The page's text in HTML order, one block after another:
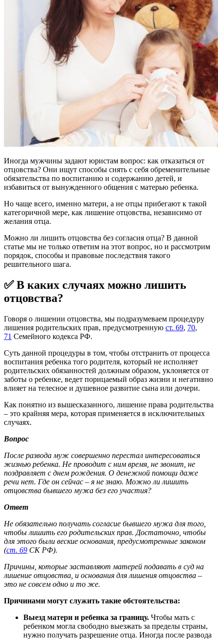
Иногда мужчины задают юристам вопрос: как отказаться от
отцовства? Они ищут способы снять с себя обременительные
обязательства по воспитанию и содержанию детей, и
избавиться от вынужденного общения с матерью ребенка.
Но чаще всего, именно матери, а не отцы прибегают к такой
категоричной мере, как лишение отцовства, независимо от
желания отца.
Можно ли лишить отцовства без согласия отца? В данной
статье мы не только ответим на этот вопрос, но и рассмотрим
порядок, способы и правовые последствия такого
решительного шага.
✅ В каких случаях можно лишить
отцовства?
Говоря о лишении отцовства, мы подразумеваем процедуру
лишения родительских прав, предусмотренную ст. 69, 70,
71 Семейного кодекса РФ.
Суть данной процедуры в том, чтобы отстранить от процесса
воспитания ребенка того родителя, который не исполняет
родительских обязанностей должным образом, уклоняется от
заботы о ребенке, ведет порицаемый образ жизни и негативно
влияет на телесное и душевное развитие сына или дочери.
Как понятно из вышесказанного, лишение права родительства
– это крайняя мера, которая применяется в исключительных
случаях.
Вопрос
После развода муж совершенно перестал интересоваться
жизнью ребенка. Не проводит с ним время, не звонит, не
поздравляет с днем рождения. О денежной помощи даже
речи нет. Где он сейчас – я не знаю. Можно ли лишить
отцовства бывшего мужа без его участия?
Ответ
Не обязательно получать согласие бывшего мужа для того,
чтобы лишить его родительских прав. Достаточно, чтобы
для этого были веские основания, предусмотренные законом
(ст. 69 СК РФ).
Причины, которые заставляют матерей подавать в суд на
лишение отцовства, и основания для лишения отцовства –
это не совсем одно и то же.
Причинами могут служить такие обстоятельства:
Выезд матери и ребенка за границу. Чтобы мать с
ребенком могла свободно выезжать за пределы страны,
нужно получать разрешение отца. Иногда после развода